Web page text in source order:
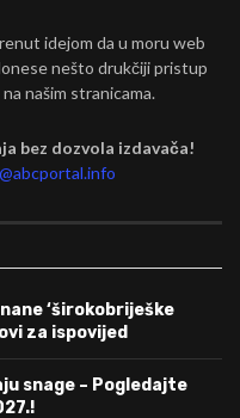
idejom da u moru web
nešto drukčiji pristup
našim stranicama.
bez dozvola izdavača!
‘širokobriješke
za ispovijed
snage – Pogledajte